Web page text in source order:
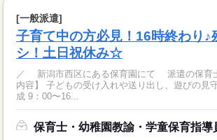
[一般派遣]
子育て中の方必見！16時終わり♪
シ！土日祝休み☆
／ 新潟市西区にある保育園にて 派遣の保育士を募
内容】 子どもの受け入れや送り出し、遊びの見
成 9：00〜16...
保育士・幼稚園教諭・学童保育指導